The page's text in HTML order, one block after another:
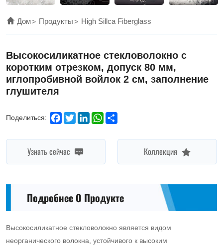
excellent
chemical
stability,
good
dielectric
High
silica
glass
short
is
made
Дом Продукты High Sillca Fiberglass
Высокосиликатное стекловолокно с
коротким отрезком, допуск 80 мм,
иглопробивной войлок 2 см, заполнение
глушителя
Поделиться: Facebook
TwitterLinkedInWhatsApp
Узнать сейчас Коллекция
Подробнее О Продукте
Высокосиликатное стекловолокно является видом
неорганического волокна, устойчивого к высоким